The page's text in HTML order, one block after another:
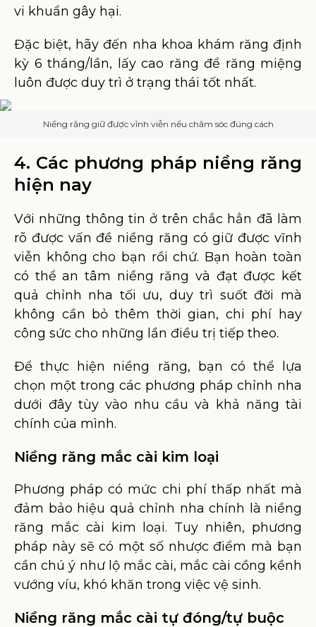
vi khuẩn gây hại.
Đặc biệt, hãy đến nha khoa khám răng định
kỳ 6 tháng/lần, lấy cao răng để răng miệng
luôn được duy trì ở trạng thái tốt nhất.
Niềng răng giữ được vĩnh viễn nếu chăm sóc đúng cách
4. Các phương pháp niềng răng
hiện nay
Với những thông tin ở trên chắc hẳn đã làm
rõ được vấn đề niềng răng có giữ được vĩnh
viễn không cho bạn rồi chứ. Bạn hoàn toàn
có thể an tâm niềng răng và đạt được kết
quả chỉnh nha tối ưu, duy trì suốt đời mà
không cần bỏ thêm thời gian, chi phí hay
công sức cho những lần điều trị tiếp theo.
Để thực hiện niềng răng, bạn có thể lựa
chọn một trong các phương pháp chỉnh nha
dưới đây tùy vào nhu cầu và khả năng tài
chính của mình.
Niềng răng mắc cài kim loại
Phương pháp có mức chi phí thấp nhất mà
đảm bảo hiệu quả chỉnh nha chính là niềng
răng mắc cài kim loại. Tuy nhiên, phương
pháp này sẽ có một số nhược điểm mà bạn
cần chú ý như lộ mắc cài, mắc cài cồng kềnh
vướng víu, khó khăn trong việc vệ sinh.
Niềng răng mắc cài tự đóng/tự buộc